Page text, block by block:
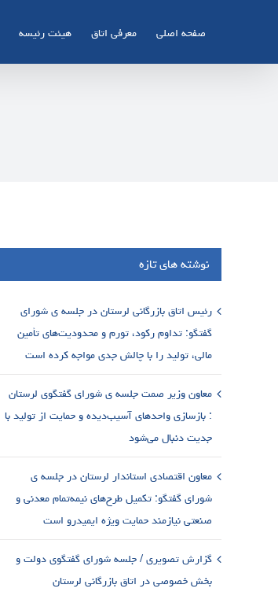
صفحه اصلی معرفی اتاق هیئت رئیسه
نوشته های تازه
رئیس اتاق بازرگانی لرستان در جلسه ی شورای
گفتگو: تداوم رکود، تورم و محدودیت‌های تأمین
مالی، تولید را با چالش جدی مواجه کرده است
معاون وزیر صمت جلسه ی شورای گفتگوی لرستان
: بازسازی واحدهای آسیب‌دیده و حمایت از تولید با
جدیت دنبال می‌شود
معاون اقتصادی استاندار لرستان در جلسه ی
شورای گفتگو: تکمیل طرح‌های نیمه‌تمام معدنی و
صنعتی نیازمند حمایت ویژه ایمیدرو است
گزارش تصویری / جلسه شورای گفتگوی دولت و
بخش خصوصی در اتاق بازرگانی لرستان